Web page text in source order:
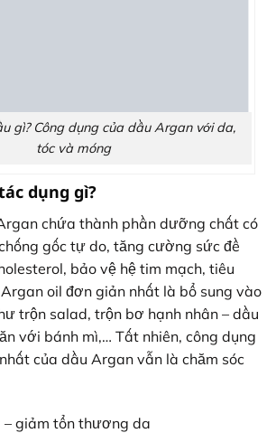
gì? Công dụng của dầu Argan với da,
tóc và móng
dụng gì?
chứa thành phần dưỡng chất có
gốc tự do, tăng cường sức đề
bảo vệ hệ tim mạch, tiêu
oil đơn giản nhất là bổ sung vào
trộn salad, trộn bơ hạnh nhân – dầu
với bánh mì,… Tất nhiên, công dụng
của dầu Argan vẫn là chăm sóc
– giảm tổn thương da